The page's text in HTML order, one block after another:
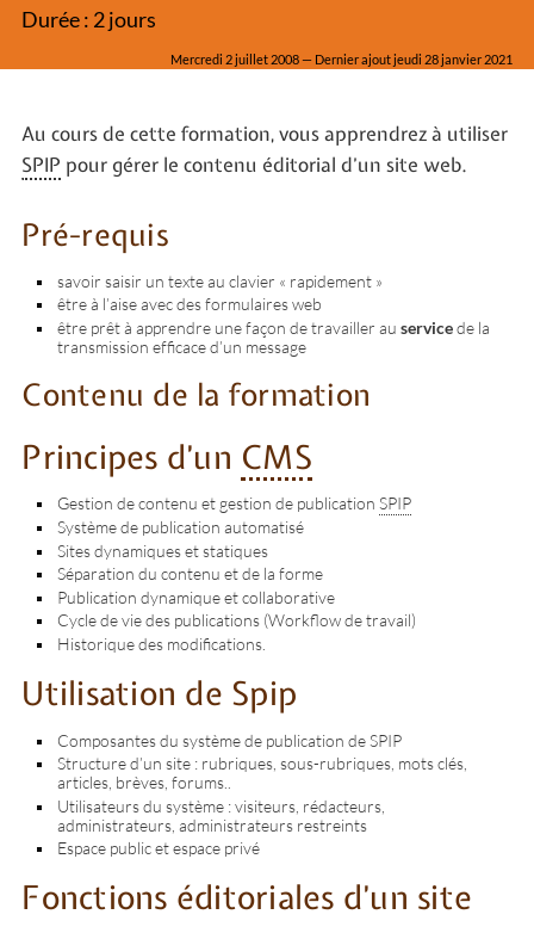
Durée : 2 jours
Mercredi 2 juillet 2008 — Dernier ajout jeudi 28 janvier 2021
Au cours de cette formation, vous apprendrez à utiliser
SPIP pour gérer le contenu éditorial d’un site web.
Pré-requis
savoir saisir un texte au clavier « rapidement »
être à l’aise avec des formulaires web
être prêt à apprendre une façon de travailler auservicede la
transmission efficace d’un message
Contenu de la formation
Principes d’un CMS
Gestion de contenu et gestion de publicationSPIP
Système de publication automatisé
Sites dynamiques et statiques
Séparation du contenu et de la forme
Publication dynamique et collaborative
Cycle de vie des publications (Workflow de travail)
Historique des modifications.
Utilisation de Spip
Composantes du système de publication de SPIP
Structure d’un site : rubriques, sous-rubriques, mots clés,
articles, brèves, forums..
Utilisateurs du système : visiteurs, rédacteurs,
administrateurs, administrateurs restreints
Espace public et espace privé
Fonctions éditoriales d’un site